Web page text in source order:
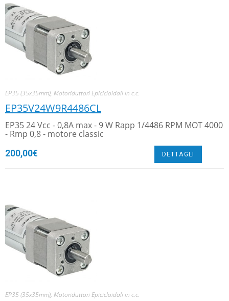
EP35 (35x35mm), Motoriduttori Epicicloidali in c.c.
EP35V24W9R4486CL
EP35 24 Vcc - 0,8A max - 9 W Rapp 1/4486 RPM MOT 4000
- Rmp 0,8 - motore classic
200,00€ DETTAGLI
EP35 (35x35mm), Motoriduttori Epicicloidali in c.c.